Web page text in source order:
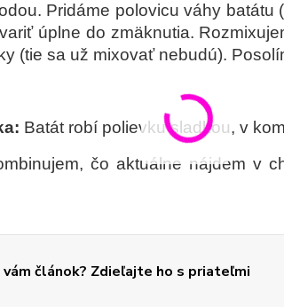
Pridáme polovicu váhy
úplne do zmäknutia.
(tie sa už mixovať nebudú).
Batát robí polievku sladkou, v
čo aktuálne nájdem v
vám článok? Zdieľajte ho s priateľmi